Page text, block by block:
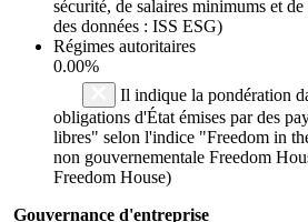
sécurité, de salaires minimums et
des données : ISS ESG)
Régimes autoritaires
0.00%
Il indique la pondération
obligations d'État émises par des
libres" selon l'indice "Freedom in
non gouvernementale Freedom
Freedom House)
Gouvernance d'entreprise